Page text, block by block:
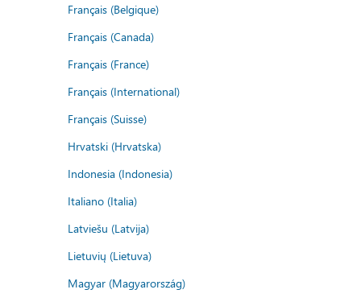
Français (Belgique)
Français (Canada)
Français (France)
Français (International)
Français (Suisse)
Hrvatski (Hrvatska)
Indonesia (Indonesia)
Italiano (Italia)
Latviešu (Latvija)
Lietuvių (Lietuva)
Magyar (Magyarország)